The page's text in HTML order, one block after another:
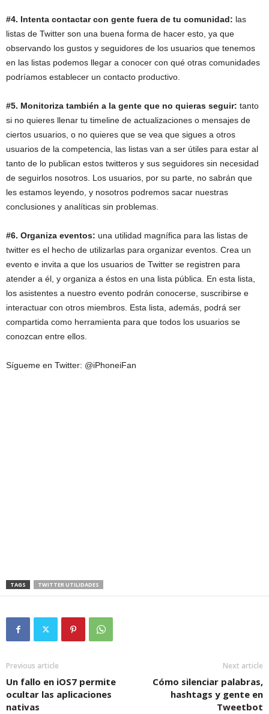
#4. Intenta contactar con gente fuera de tu comunidad: las
listas de Twitter son una buena forma de hacer esto, ya que
observando los gustos y seguidores de los usuarios que tenemos
en las listas podemos llegar a conocer con qué otras comunidades
podríamos establecer un contacto productivo.
#5. Monitoriza también a la gente que no quieras seguir: tanto
si no quieres llenar tu timeline de actualizaciones o mensajes de
ciertos usuarios, o no quieres que se vea que sigues a otros
usuarios de la competencia, las listas van a ser útiles para estar al
tanto de lo publican estos twitteros y sus seguidores sin necesidad
de seguirlos nosotros. Los usuarios, por su parte, no sabrán que
les estamos leyendo, y nosotros podremos sacar nuestras
conclusiones y analíticas sin problemas.
#6. Organiza eventos: una utilidad magnífica para las listas de
twitter es el hecho de utilizarlas para organizar eventos. Crea un
evento e invita a que los usuarios de Twitter se registren para
atender a él, y organiza a éstos en una lista pública. En esta lista,
los asistentes a nuestro evento podrán conocerse, suscribirse e
interactuar con otros miembros. Esta lista, además, podrá ser
compartida como herramienta para que todos los usuarios se
conozcan entre ellos.
Sígueme en Twitter: @iPhoneiFan
TAGS TWITTER UTILIDADES
Previous article
Un fallo en iOS7 permite
ocultar las aplicaciones
nativas
Next article
Cómo silenciar palabras,
hashtags y gente en
Tweetbot